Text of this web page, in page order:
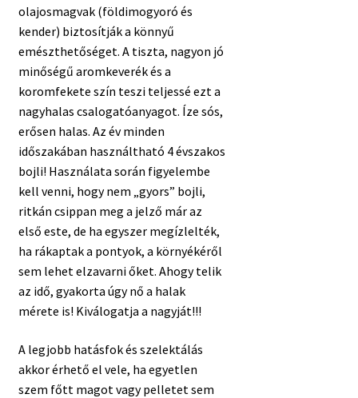
olajosmagvak (földimogyoró és
kender) biztosítják a könnyű
emészthetőséget. A tiszta, nagyon jó
minőségű aromkeverék és a
koromfekete szín teszi teljessé ezt a
nagyhalas csalogatóanyagot. Íze sós,
erősen halas. Az év minden
időszakában használtható 4 évszakos
bojli! Használata során figyelembe
kell venni, hogy nem „gyors” bojli,
ritkán csippan meg a jelző már az
első este, de ha egyszer megízlelték,
ha rákaptak a pontyok, a környékéről
sem lehet elzavarni őket. Ahogy telik
az idő, gyakorta úgy nő a halak
mérete is! Kiválogatja a nagyját!!!
A legjobb hatásfok és szelektálás
akkor érhető el vele, ha egyetlen
szem főtt magot vagy pelletet sem